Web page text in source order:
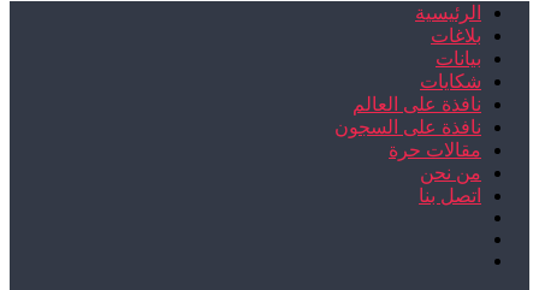
الرئيسية
بلاغات
بيانات
شكايات
نافذة على العالم
نافذة على السجون
مقالات حرة
من نحن
اتصل بنا